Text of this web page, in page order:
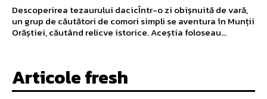
Descoperirea tezaurului dacicÎntr-o zi obișnuită de vară,
un grup de căutători de comori simpli se aventura în Munții
Orăștiei, căutând relicve istorice. Aceștia foloseau...
Articole fresh